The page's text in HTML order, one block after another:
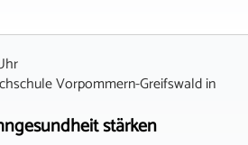
Vorpommern-Greifswaldin
stärken